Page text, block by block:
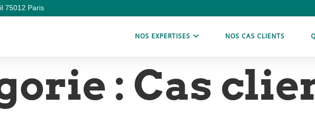
75012 Paris
NOS EXPERTISES NOS CAS CLIENTS
: Cas